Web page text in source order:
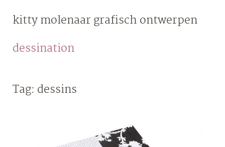
to
kitty molenaargrafisch ontwerpen
dessination
Tag: dessins